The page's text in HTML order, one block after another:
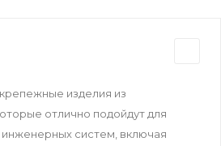
изделия из
отлично подойдут для
систем, включая